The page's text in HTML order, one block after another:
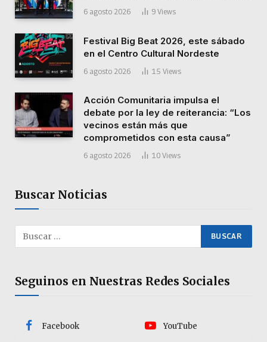
6 agosto 2026 9 Views
Festival Big Beat 2026, este sábado
en el Centro Cultural Nordeste
6 agosto 2026 15 Views
Acción Comunitaria impulsa el
debate por la ley de reiterancia: “Los
vecinos están más que
comprometidos con esta causa”
6 agosto 2026 10 Views
Buscar Noticias
Seguinos en Nuestras Redes Sociales
Facebook YouTube